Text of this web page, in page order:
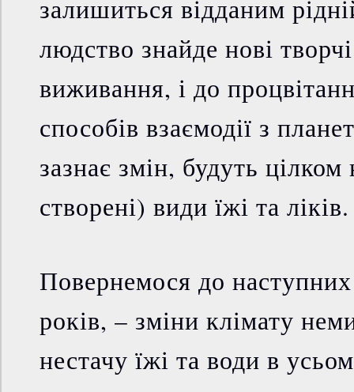
залишиться відданим
людство знайде нові
виживання, і до
способів взаємодії з
зазнає змін, будуть
створені) види їжі та ліків.
Повернемося до
років, – зміни клімату
нестачу їжі та води в